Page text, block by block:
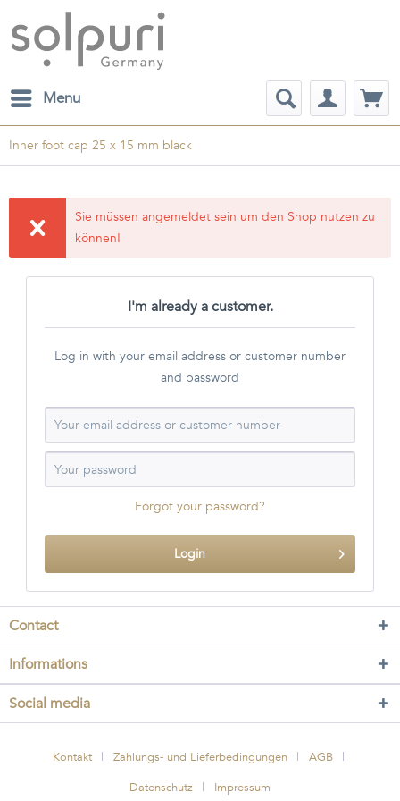
Menu
Inner foot cap 25 x 15 mm black
Sie müssen angemeldet sein um den Shop nutzen zu
können!
I'm already a customer.
Log in with your email address or customer number
and password
Forgot your password?
Login
Contact
Informations
Social media
Kontakt Zahlungs- und Lieferbedingungen
AGB
Datenschutz
Impressum